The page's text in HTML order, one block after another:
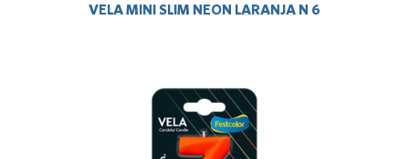
VELA MINI SLIM NEON LARANJA N 6